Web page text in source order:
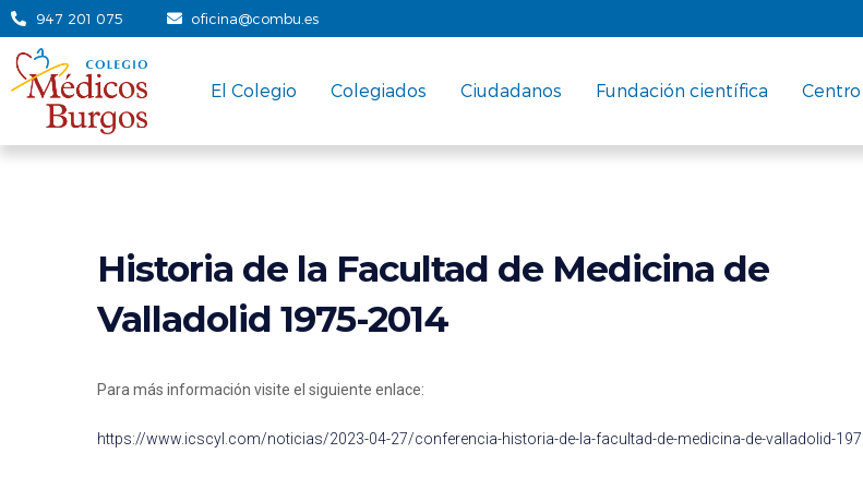
947 201 075 oficina@combu.es
El Colegio Colegiados Ciudadanos Fundación científica
Historia de la Facultad de Medicina de
Valladolid 1975-2014
Para más información visite el siguiente enlace:
https://www.icscyl.com/noticias/2023-04-27/conferencia-historia-de-la-facultad-de-medicina-de-valladolid-